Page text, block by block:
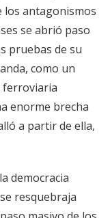
los antagonismos
se abrió paso
pruebas de su
como un
ferroviaria
enorme brecha
a partir de ella,
democracia
resquebraja